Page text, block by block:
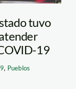
tuvo
19
, Pueblos